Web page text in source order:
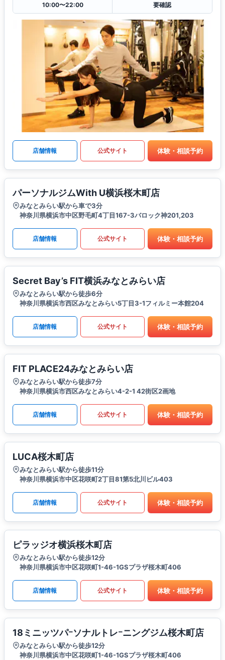
10:00〜22:00
要確認
店舗情報 公式サイト 体験・相談予約
パーソナルジムWith U横浜桜木町店
みなとみらい駅から車で3分
神奈川県横浜市中区野毛町4丁目167-3バロック神201,203
店舗情報 公式サイト 体験・相談予約
Secret Bay’s FIT横浜みなとみらい店
みなとみらい駅から徒歩6分
神奈川県横浜市西区みなとみらい5丁目3-1フィルミー本館204
店舗情報 公式サイト 体験・相談予約
FIT PLACE24みなとみらい店
みなとみらい駅から徒歩7分
神奈川県横浜市西区みなとみらい4-2-1 42街区2画地
店舗情報 公式サイト 体験・相談予約
LUCA桜木町店
みなとみらい駅から徒歩11分
神奈川県横浜市中区花咲町2丁目81第5北川ビル403
店舗情報 公式サイト 体験・相談予約
ピラッジオ横浜桜木町店
みなとみらい駅から徒歩12分
神奈川県横浜市中区花咲町1-46-1GSプラザ桜木町406
店舗情報 公式サイト 体験・相談予約
18ミニッツパｰソナルトレｰニングジム桜木町店
みなとみらい駅から徒歩12分
神奈川県横浜市中区花咲町1-46-1GSプラザ桜木町406